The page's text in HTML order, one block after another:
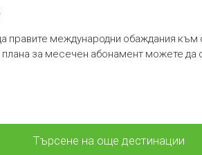
правите международни обаждания
за месечен абонамент можете да
Търсене на още дестинации